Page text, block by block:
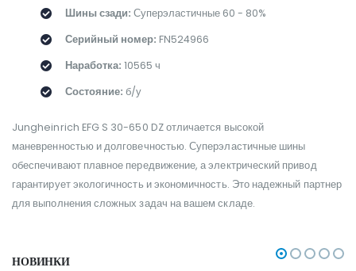
Шины сзади: Суперэластичные 60 - 80%
Серийный номер: FN524966
Наработка: 10565 ч
Состояние: б/у
Jungheinrich EFG S 30-650 DZ отличается высокой
маневренностью и долговечностью. Суперэластичные шины
обеспечивают плавное передвижение, а электрический привод
гарантирует экологичность и экономичность. Это надежный партнер
для выполнения сложных задач на вашем складе.
НОВИНКИ